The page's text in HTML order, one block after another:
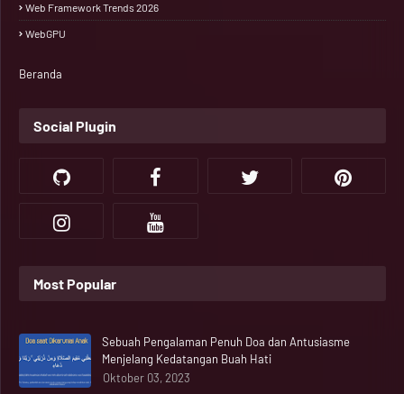
Web Framework Trends 2026
WebGPU
Beranda
Social Plugin
Most Popular
Sebuah Pengalaman Penuh Doa dan Antusiasme
Menjelang Kedatangan Buah Hati
Oktober 03, 2023